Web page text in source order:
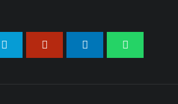
08/2026 22:54 WIB || MAKRO/MIKRO
Diterima Hakim,